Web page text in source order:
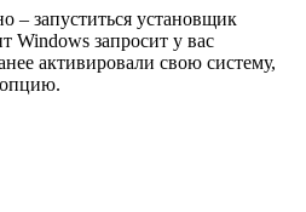
– запуститься установщик
Windows запросит у вас
активировали свою систему,